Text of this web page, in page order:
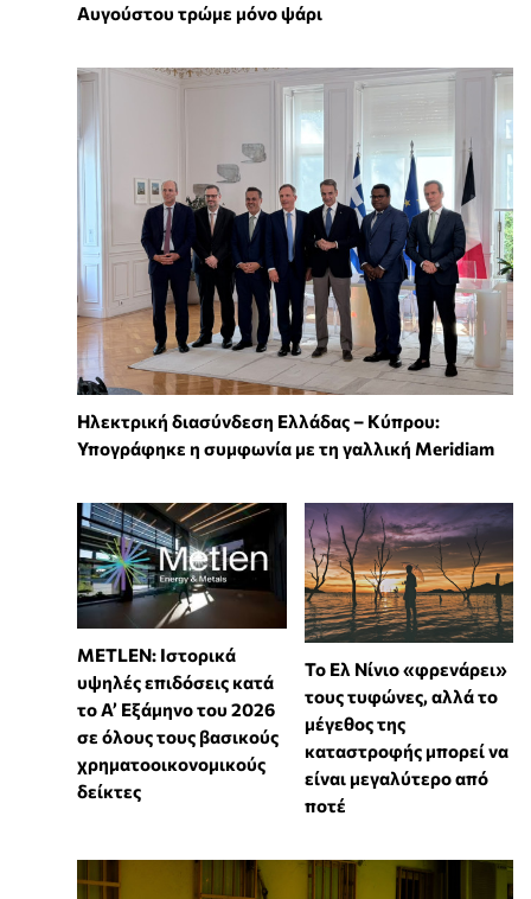
Αυγούστου τρώμε μόνο ψάρι
Ηλεκτρική διασύνδεση Ελλάδας – Κύπρου:
Υπογράφηκε η συμφωνία με τη γαλλική Meridiam
METLEN: Ιστορικά
υψηλές επιδόσεις κατά
το Α’ Εξάμηνο του 2026
σε όλους τους βασικούς
χρηματοοικονομικούς
δείκτες
Το Ελ Νίνιο «φρενάρει»
τους τυφώνες, αλλά το
μέγεθος της
καταστροφής μπορεί να
είναι μεγαλύτερο από
ποτέ